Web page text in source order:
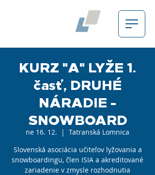
KURZ "A" LYŽE 1.
časť, DRUHÉ
NÁRADIE -
SNOWBOARD
ne 16. 12.
  |
Tatranská Lomnica
Slovenská asociácia učiteľov lyžovania a
snowboardingu, člen ISIA a akreditované
zariadenie v zmysle rozhodnutia